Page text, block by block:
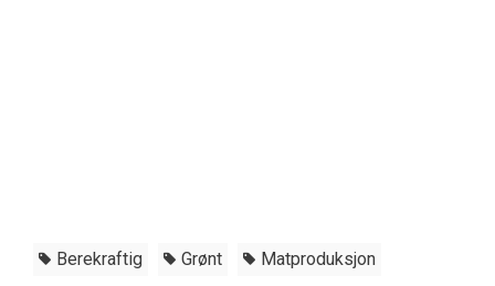
Berekraftig Grønt Matproduksjon